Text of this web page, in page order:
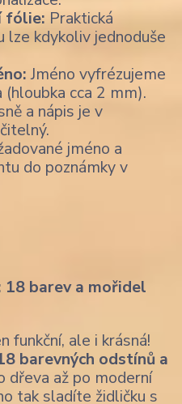
fólie: Praktická
lze kdykoliv jednoduše
Jméno vyfrézujeme
cca 2 mm).
a nápis je v
jméno a
do poznámky v
barev a mořidel
funkční, ale i krásná!
barevných odstínů a
dřeva až po moderní
tak sladíte židličku s